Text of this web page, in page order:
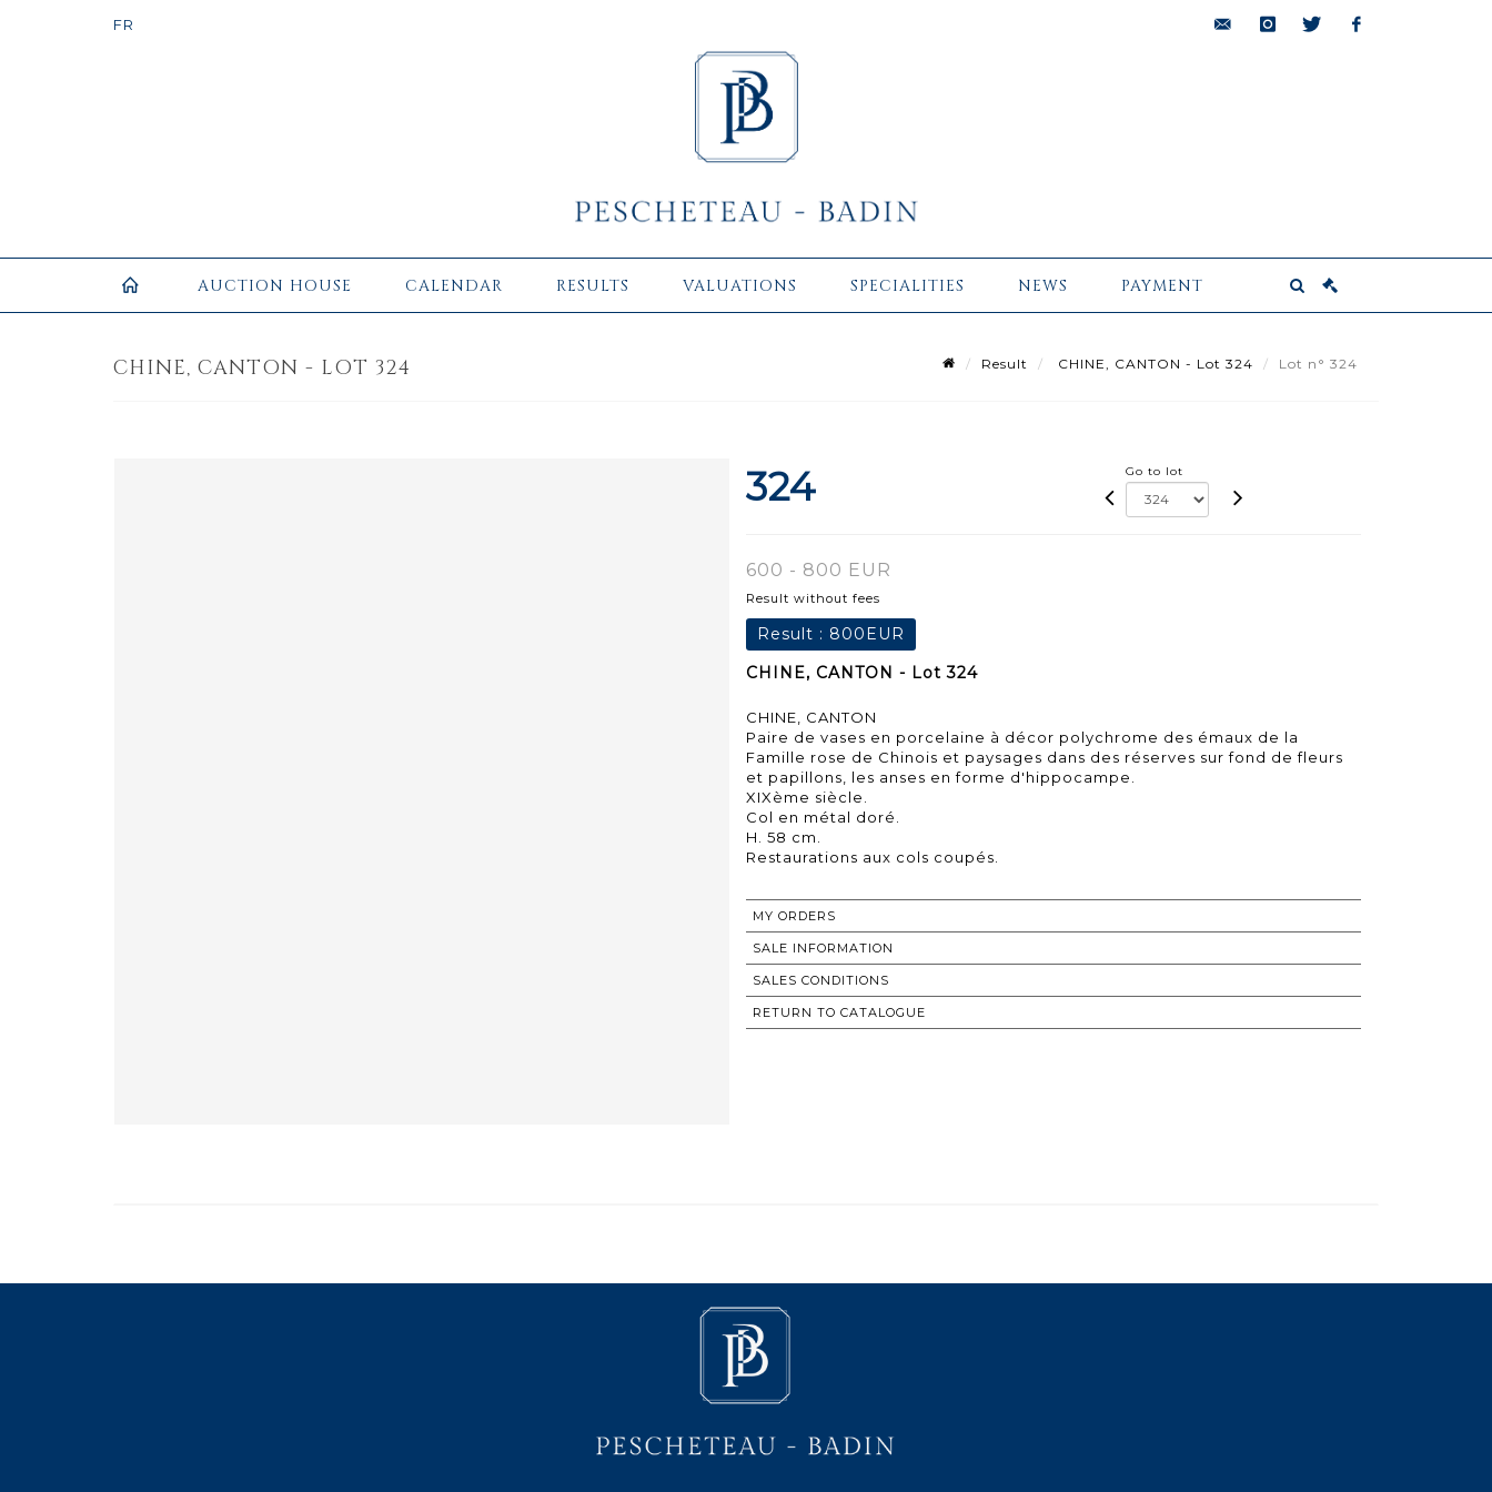
AUCTION HOUSE CALENDAR RESULTS VALUATIONS SPECIALITIES NEWS PAYMENT
CHINE, CANTON - LOT 324 Result CHINE, CANTON - Lot 324 Lot n° 324
324 Go to lot
600 - 800 EUR
Result without fees
Result : 800EUR
CHINE, CANTON - Lot 324
CHINE, CANTON
Paire de vases en porcelaine à décor polychrome des émaux de la
Famille rose de Chinois et paysages dans des réserves sur fond de fleurs
et papillons, les anses en forme d'hippocampe.
XIXème siècle.
Col en métal doré.
H. 58 cm.
Restaurations aux cols coupés.
MY ORDERS
SALE INFORMATION
SALES CONDITIONS
RETURN TO CATALOGUE